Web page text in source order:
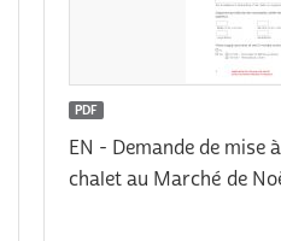
PDF
EN - Demande de mise
chalet au Marché de